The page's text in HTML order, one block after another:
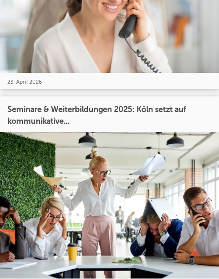
23. April 2026
Seminare & Weiterbildungen 2025: Köln setzt auf
kommunikative...